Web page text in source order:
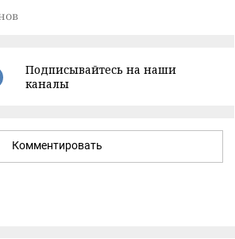
Подписывайтесь на наши
каналы
Комментировать